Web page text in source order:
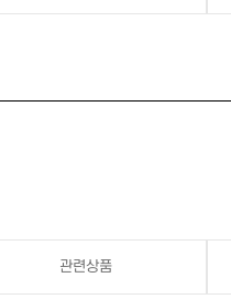
관련상품